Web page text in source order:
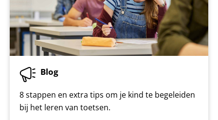
Blog
8 stappen en extra tips om je kind te begeleiden
bij het leren van toetsen.